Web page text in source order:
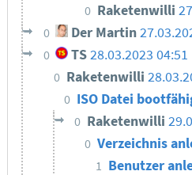
0 Raketenwilli
0 Der Martin
0 TS28.03.2023 04:51
0 Raketenwilli
0 ISO Datei
0 Raketenwilli
0 Verzeichnis
1 Benutzer